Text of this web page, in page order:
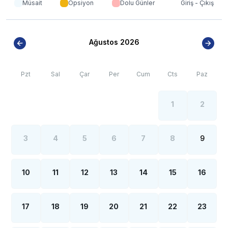
objeler gerçeğinden daha büyük olarak
* Seydikemer bölgesinde özellikle yaz aylarında yoğun
internet, elektrik ve su kesintileri yaşanabilmektedir.
Müsait Opsiyon Dolu Günler Giriş - Çıkış
Ağustos 2026
Pzt Sal Çar Per Cum Cts Paz
1 2
3 4 5 6 7 8 9
10 11 12 13 14 15 16
17 18 19 20 21 22 23